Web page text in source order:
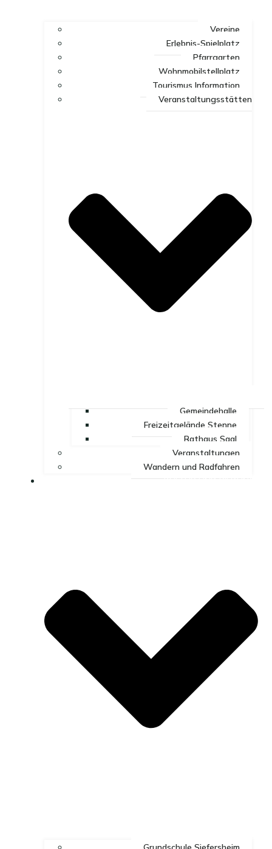
Vereine
Erlebnis-Spielplatz
Pfarrgarten
Wohnmobilstellplatz
Tourismus Information
Veranstaltungsstätten
Gemeindehalle
Freizeitgelände Stenne
Rathaus Saal
Veranstaltungen
Wandern und Radfahren
KULTUR UND BILDUNG